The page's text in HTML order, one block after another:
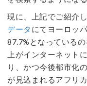
現に、上記でご紹介
データ にてヨーロッ
87.7%となっている
上がインターネット
り、かつ今後都市化
が見込まれるアフリ